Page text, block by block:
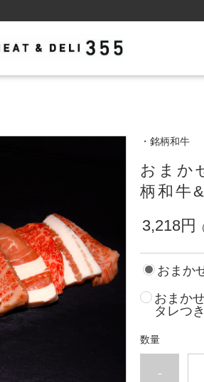
・銘柄和牛
おまか
柄和牛
3,218円
おまか
おまか
タレつ
数量
-